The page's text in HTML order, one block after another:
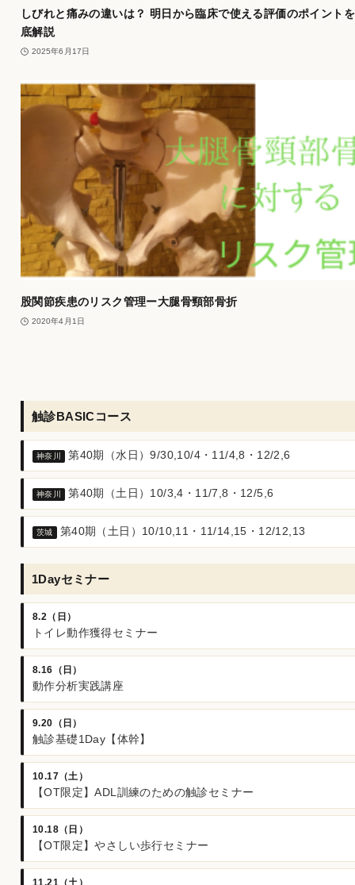
しびれと痛みの違いは？ 明日から臨床で使える評価のポイント
底解説
2025年6月17日
股関節疾患のリスク管理ー大腿骨頸部骨折
2020年4月1日
触診BASICコース
神奈川 第40期（水日）9/30,10/4・11/4,8・12/2,6
神奈川 第40期（土日）10/3,4・11/7,8・12/5,6
茨城 第40期（土日）10/10,11・11/14,15・12/12,13
1Dayセミナー
8.2（日）
トイレ動作獲得セミナー
8.16（日）
動作分析実践講座
9.20（日）
触診基礎1Day【体幹】
10.17（土）
【OT限定】ADL訓練のための触診セミナー
10.18（日）
【OT限定】やさしい歩行セミナー